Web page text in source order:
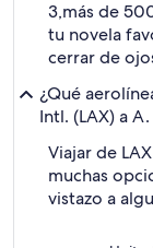
3,más de
tu novela
cerrar de
¿Qué
Intl. (LAX) a
Viajar de
muchas
vistazo a